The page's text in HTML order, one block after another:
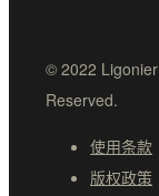
© 2022
Reserved.
使用条款
版权政策